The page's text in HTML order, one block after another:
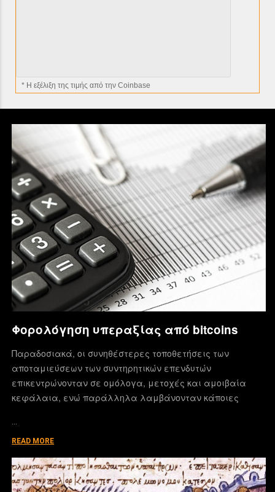
* H εξέλιξη της τιμής από την Coinbase
Φορολόγηση υπεραξίας από bitcoins
Παραδοσιακά, οι συνηθέστερες τοποθετήσεις των
αποταμιεύσεων των συντηρητικών επενδυτών
επικεντρώνονταν σε ομόλογα, μετοχές και αμοιβαία
κεφάλαια, ενώ παράλληλα λαμβάνονταν κάποιες
…
READ MORE